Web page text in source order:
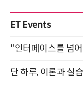
ET Events